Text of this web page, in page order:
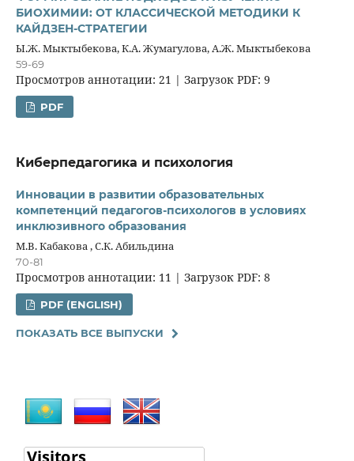
БИОХИМИИ: ОТ КЛАССИЧЕСКОЙ МЕТОДИКИ К
КАЙДЗЕН-СТРАТЕГИИ
Ы.Ж. Мыктыбекова, К.А. Жумагулова, А.Ж. Мыктыбекова
59-69
Просмотров аннотации: 21 | Загрузок PDF: 9
PDF
Киберпедагогика и психология
Инновации в развитии образовательных
компетенций педагогов-психологов в условиях
инклюзивного образования
М.В. Кабакова , С.К. Абильдина
70-81
Просмотров аннотации: 11 | Загрузок PDF: 8
PDF (ENGLISH)
ПОКАЗАТЬ ВСЕ ВЫПУСКИ